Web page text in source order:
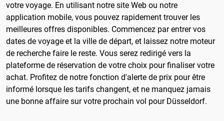
votre voyage. En utilisant notre site Web ou notre
application mobile, vous pouvez rapidement trouver les
meilleures offres disponibles. Commencez par entrer vos
dates de voyage et la ville de départ, et laissez notre moteur
de recherche faire le reste. Vous serez redirigé vers la
plateforme de réservation de votre choix pour finaliser votre
achat. Profitez de notre fonction d'alerte de prix pour être
informé lorsque les tarifs changent, et ne manquez jamais
une bonne affaire sur votre prochain vol pour Düsseldorf.